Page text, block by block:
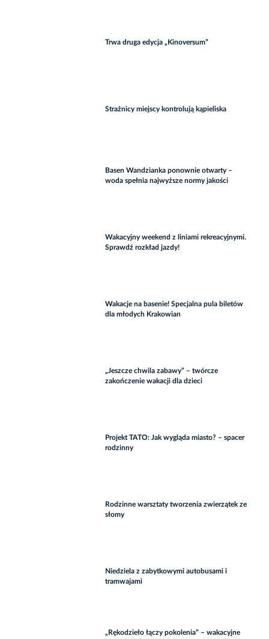
Trwa druga edycja „Kinoversum”
Strażnicy miejscy kontrolują kąpieliska
Basen Wandzianka ponownie otwarty –
woda spełnia najwyższe normy jakości
Wakacyjny weekend z liniami rekreacyjnymi.
Sprawdź rozkład jazdy!
Wakacje na basenie! Specjalna pula biletów
dla młodych Krakowian
„Jeszcze chwila zabawy” – twórcze
zakończenie wakacji dla dzieci
Projekt TATO: Jak wygląda miasto? – spacer
rodzinny
Rodzinne warsztaty tworzenia zwierzątek ze
słomy
Niedziela z zabytkowymi autobusami i
tramwajami
„Rękodzieło łączy pokolenia” – wakacyjne